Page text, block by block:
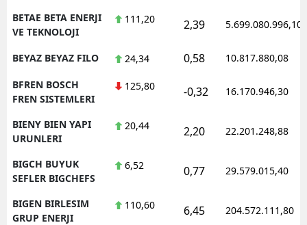
BETAE BETA ENERJI
VE TEKNOLOJI
111,20 2,39 5.699.080.996,10
BEYAZ BEYAZ FILO 24,34 0,58 10.817.880,08
BFREN BOSCH
FREN SISTEMLERI
125,80 -0,32 16.170.946,30
BIENY BIEN YAPI
URUNLERI
20,44 2,20 22.201.248,88
BIGCH BUYUK
SEFLER BIGCHEFS
6,52 0,77 29.579.015,40
BIGEN BIRLESIM
GRUP ENERJI
110,60 6,45 204.572.111,80